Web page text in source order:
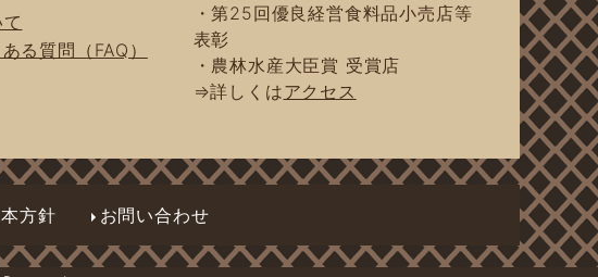
る質問（FAQ）
・第25回優良経営食料品小売店等
表彰
・農林水産大臣賞 受賞店
⇒詳しくはアクセス
方針 お問い合わせ